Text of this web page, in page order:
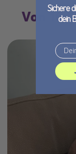
Von
Sichere
dein
Email